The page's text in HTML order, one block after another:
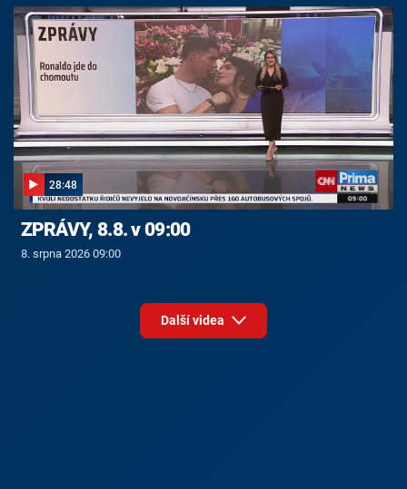
28:48
ZPRÁVY, 8.8. v 09:00
8. srpna 2026 09:00
Další videa